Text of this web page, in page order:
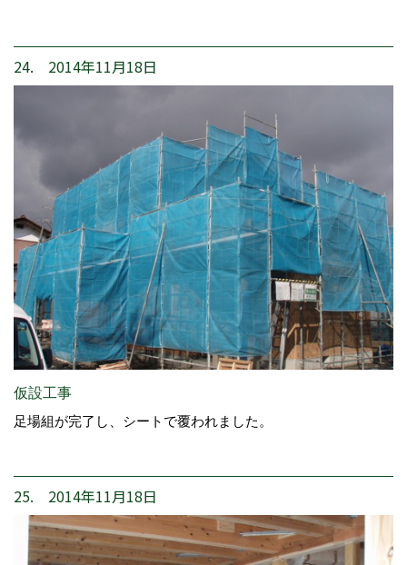
24. 2014年11月18日
仮設工事
足場組が完了し、シートで覆われました。
25. 2014年11月18日